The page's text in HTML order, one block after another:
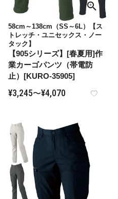
58cm～138cm（SS～6L）【ス
トレッチ・ユニセックス・ノー
タック】
【905シリーズ】[春夏用]作
業カーゴパンツ（帯電防
止）[KURO-35905]
¥3,245〜¥4,070